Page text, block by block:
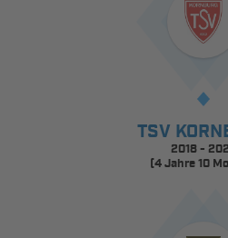
TSV
2018 -
(4 Jahre 10